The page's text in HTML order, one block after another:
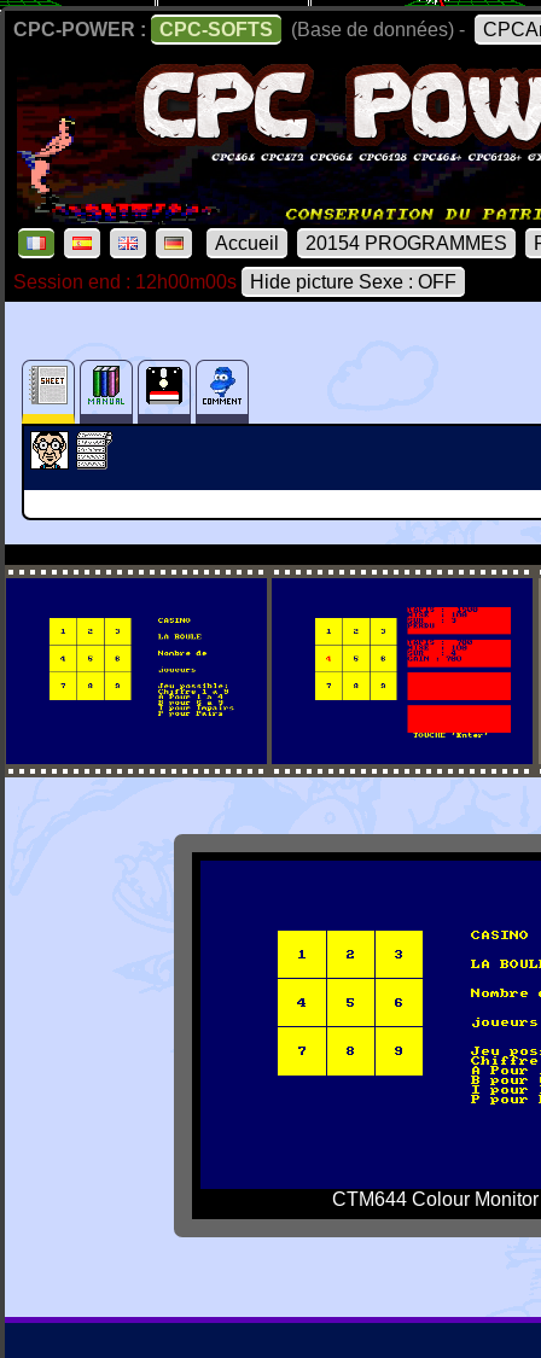
CPC-POWER : CPC-SOFTS (Base de données) -
Accueil 20154 PROGRAMMES
Session end : 12h00m00s
Hide picture Sexe : OFF
CTM644 Colour Monitor